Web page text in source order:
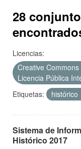
Acerca de
28
Licencias:
Creative
Licencia Pública
Etiquetas:
histórico
Sistema de
Histórico 2017